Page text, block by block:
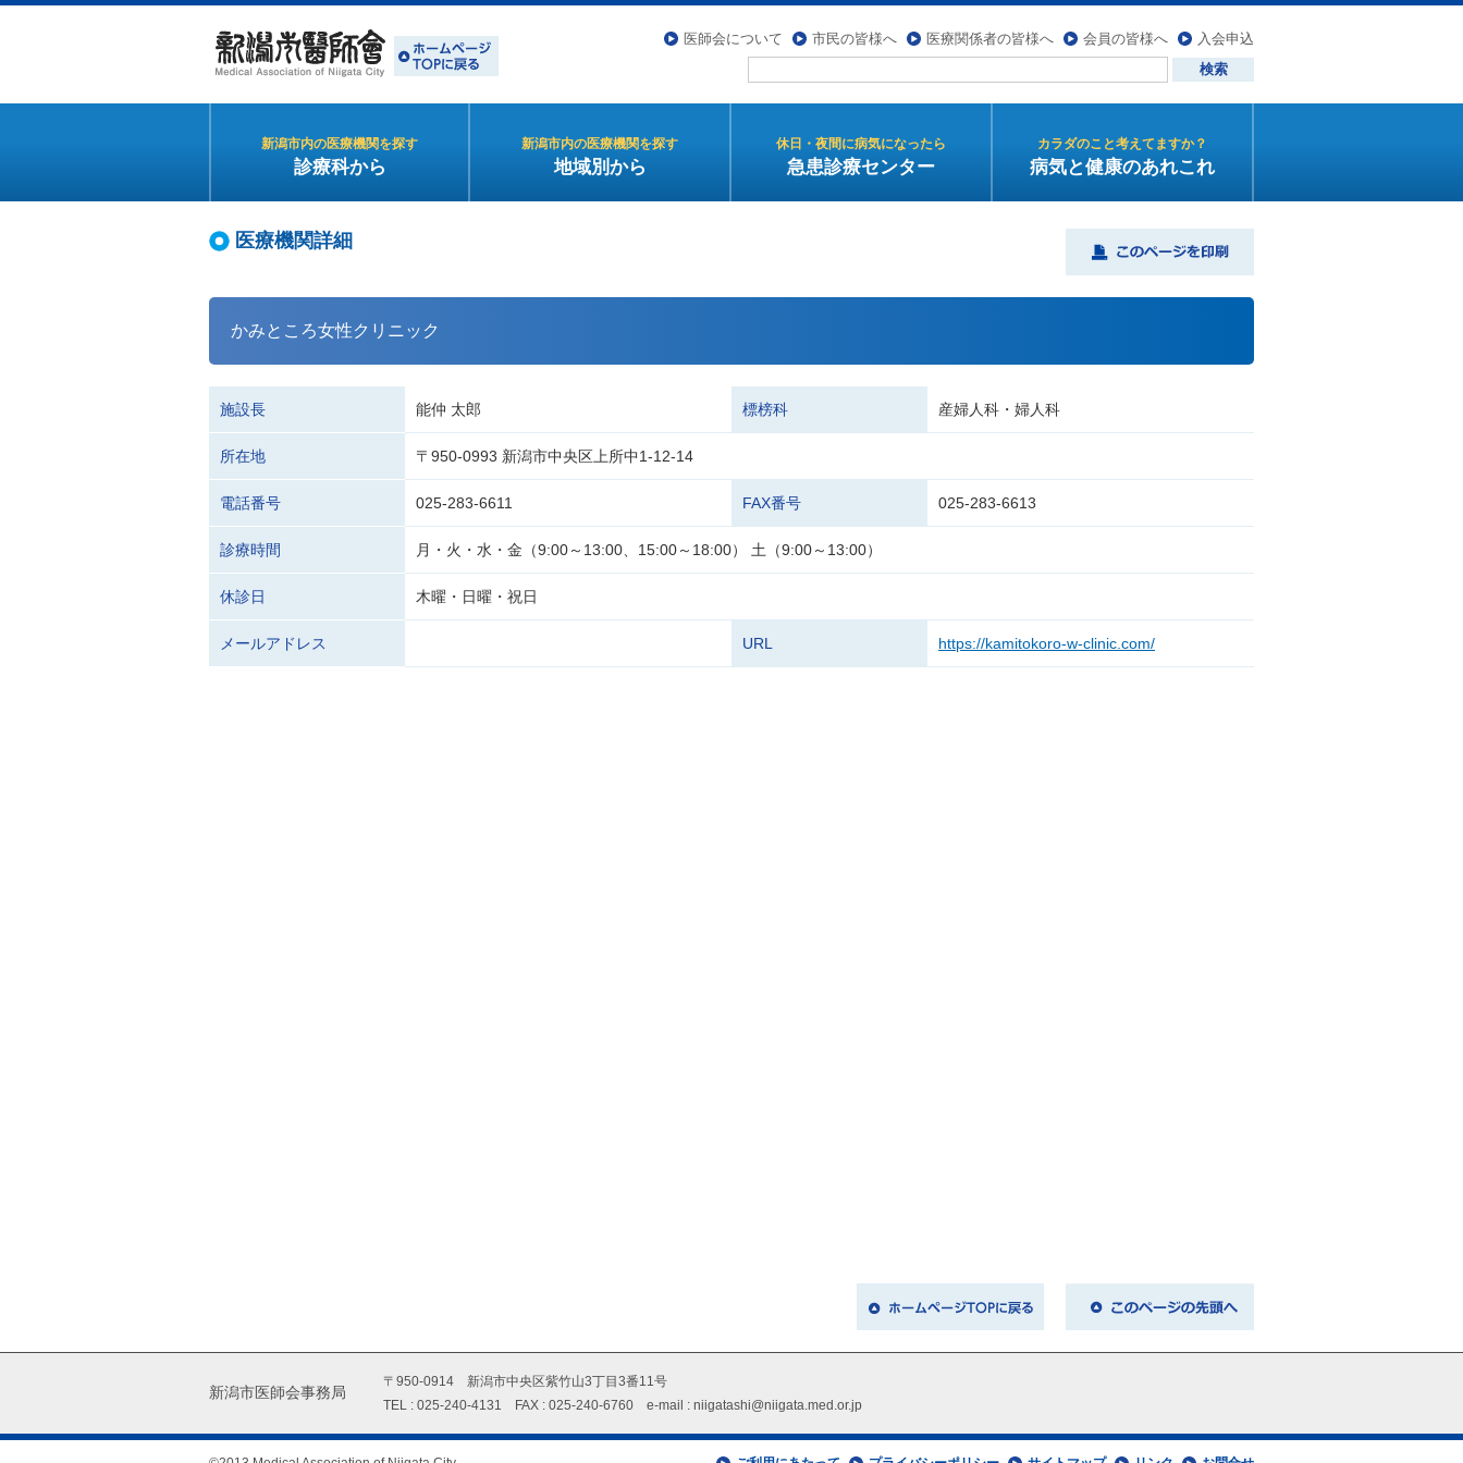
新潟市内の医療機関を探す
診療科から
新潟市内の医療機関を探す
地域別から
休日・夜間に病気になったら
急患診療センター
カラダのこと考えてますか？
病気と健康のあれこれ
医師会について 市民の皆様へ 医療関係者の皆様へ 会員の皆様へ 入会申込
医療機関詳細
かみところ女性クリニック
施設長 能仲 太郎 標榜科 産婦人科・婦人科
所在地 〒950-0993 新潟市中央区上所中1-12-14
電話番号 025-283-6611 FAX番号 025-283-6613
診療時間 月・火・水・金（9:00～13:00、15:00～18:00） 土（9:00～13:00）
休診日 木曜・日曜・祝日
メールアドレス URL https://kamitokoro-w-clinic.com/
新潟市医師会事務局
〒950-0914 新潟市中央区紫竹山3丁目3番11号
TEL : 025-240-4131 FAX : 025-240-6760
e-mail : niigatashi@niigata.med.or.jp